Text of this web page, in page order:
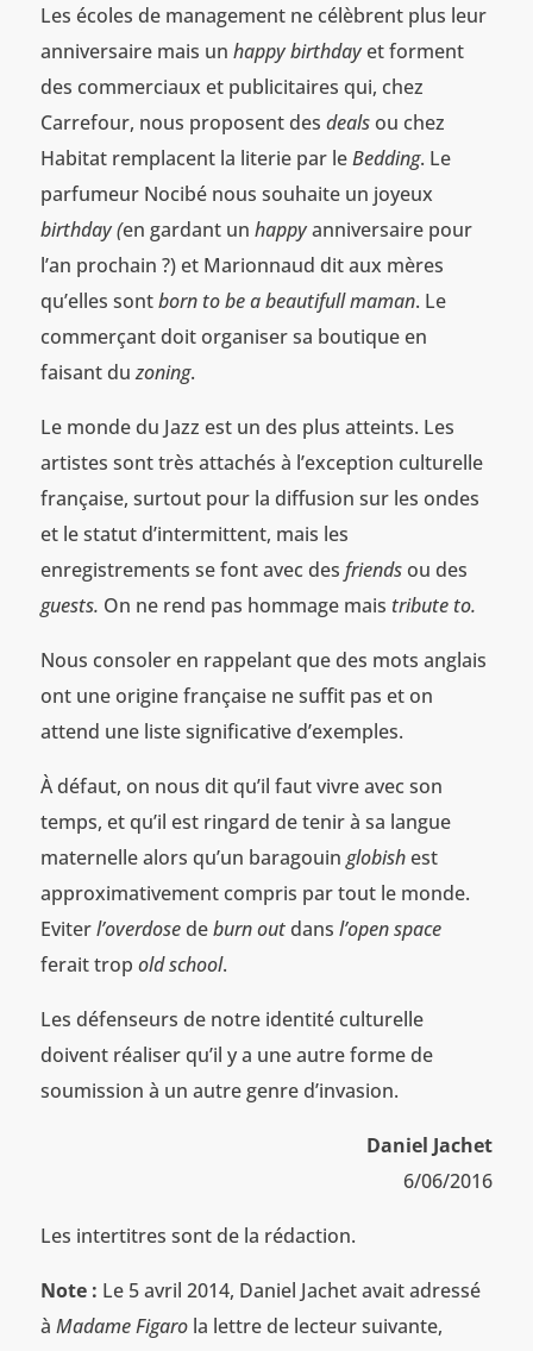
Les écoles de management ne célèbrent plus leur
anniversaire mais un happy birthdayet forment
des commerciaux et publicitaires qui, chez
Carrefour, nous proposent des dealsou chez
Habitat remplacent la literie par leBedding. Le
parfumeur Nocibé nous souhaite un joyeux
birthday (en gardant un happyanniversaire pour
l’an prochain ?) et Marionnaud dit aux mères
qu’elles sontborn to be a beautifull maman. Le
commerçant doit organiser sa boutique en
faisant duzoning.
Le monde du Jazz est un des plus atteints. Les
artistes sont très attachés à l’exception culturelle
française, surtout pour la diffusion sur les ondes
et le statut d’intermittent, mais les
enregistrements se font avec des friendsou des
guests. On ne rend pas hommage mais tribute to.
Nous consoler en rappelant que des mots anglais
ont une origine française ne suffit pas et on
attend une liste significative d’exemples.
À défaut, on nous dit qu’il faut vivre avec son
temps, et qu’il est ringard de tenir à sa langue
maternelle alors qu’un baragouin globishest
approximativement compris par tout le monde.
Eviterl’overdosedeburn outdans l’open space
ferait trop old school.
Les défenseurs de notre identité culturelle
doivent réaliser qu’il y a une autre forme de
soumission à un autre genre d’invasion.
Daniel Jachet
6/06/2016
Les intertitres sont de la rédaction.
Note : Le 5 avril 2014, Daniel Jachet avait adressé
à Madame Figarola lettre de lecteur suivante,